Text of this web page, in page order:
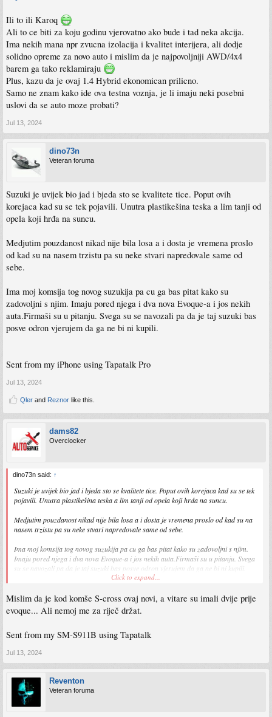
Ili to ili Karoq
Ali to ce biti za koju godinu vjerovatno ako bude i tad neka akcija.
Ima nekih mana npr zvucna izolacija i kvalitet interijera, ali dodje
solidno opreme za novo auto i mislim da je najpovoljniji AWD/4x4
barem ga tako reklamiraju
Plus, kazu da je ovaj 1.4 Hybrid ekonomican prilicno.
Samo ne znam kako ide ova testna voznja, je li imaju neki posebni
uslovi da se auto moze probati?
Jul 13, 2024
dino73n
Veteran foruma
Suzuki je uvijek bio jad i bjeda sto se kvalitete tice. Poput ovih
korejaca kad su se tek pojavili. Unutra plastikešina teska a lim tanji od
opela koji hrđa na suncu.
Medjutim pouzdanost nikad nije bila losa a i dosta je vremena proslo
od kad su na nasem trzistu pa su neke stvari napredovale same od
sebe.
Ima moj komsija tog novog suzukija pa cu ga bas pitat kako su
zadovoljni s njim. Imaju pored njega i dva nova Evoque-a i jos nekih
auta.Firmaši su u pitanju. Svega su se navozali pa da je taj suzuki bas
posve odron vjerujem da ga ne bi ni kupili.
Sent from my iPhone using Tapatalk Pro
Jul 13, 2024
Qler and Reznor like this.
dams82
Overclocker
dino73n said: ↑
Suzuki je uvijek bio jad i bjeda sto se kvalitete tice. Poput ovih korejaca kad su se tek
pojavili. Unutra plastikešina teska a lim tanji od opela koji hrđa na suncu.
Medjutim pouzdanost nikad nije bila losa a i dosta je vremena proslo od kad su na
nasem trzistu pa su neke stvari napredovale same od sebe.
Ima moj komsija tog novog suzukija pa cu ga bas pitat kako su zadovoljni s njim.
Imaju pored njega i dva nova Evoque-a i jos nekih auta.Firmaši su u pitanju. Svega
su se navozali pa da je taj suzuki bas posve odron vjerujem da ga ne bi ni kupili.
Sent from my iPhone using Tapatalk Pro
Click to expand...
Mislim da je kod komše S-cross ovaj novi, a vitare su imali dvije prije
evoque... Ali nemoj me za riječ držat.
Sent from my SM-S911B using Tapatalk
Jul 13, 2024
Reventon
Veteran foruma